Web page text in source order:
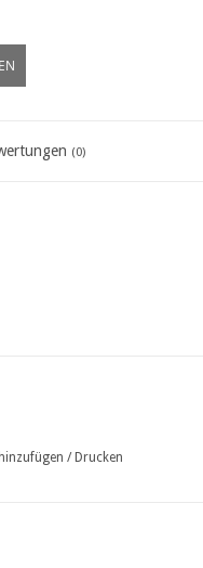
(0)
/ Drucken